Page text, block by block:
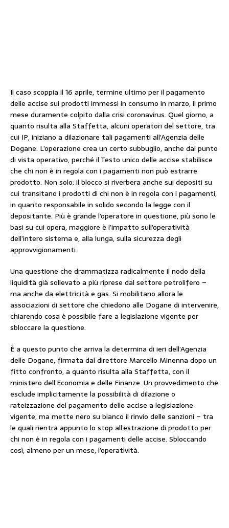
Il caso scoppia il 16 aprile, termine ultimo per il pagamento
delle accise sui prodotti immessi in consumo in marzo, il primo
mese duramente colpito dalla crisi coronavirus. Quel giorno, a
quanto risulta alla Staffetta, alcuni operatori del settore, tra
cui IP, iniziano a dilazionare tali pagamenti all’Agenzia delle
Dogane. L’operazione crea un certo subbuglio, anche dal punto
di vista operativo, perché il Testo unico delle accise stabilisce
che chi non è in regola con i pagamenti non può estrarre
prodotto. Non solo: il blocco si riverbera anche sui depositi su
cui transitano i prodotti di chi non è in regola con i pagamenti,
in quanto responsabile in solido secondo la legge con il
depositante. Più è grande l’operatore in questione, più sono le
basi su cui opera, maggiore è l’impatto sull’operatività
dell’intero sistema e, alla lunga, sulla sicurezza degli
approvvigionamenti.
Una questione che drammatizza radicalmente il nodo della
liquidità già sollevato a più riprese dal settore petrolifero –
ma anche da elettricità e gas. Si mobilitano allora le
associazioni di settore che chiedono alle Dogane di intervenire,
chiarendo cosa è possibile fare a legislazione vigente per
sbloccare la questione.
È a questo punto che arriva la determina di ieri dell’Agenzia
delle Dogane, firmata dal direttore Marcello Minenna dopo un
fitto confronto, a quanto risulta alla Staffetta, con il
ministero dell’Economia e delle Finanze. Un provvedimento che
esclude implicitamente la possibilità di dilazione o
rateizzazione del pagamento delle accise a legislazione
vigente, ma mette nero su bianco il rinvio delle sanzioni – tra
le quali rientra appunto lo stop all’estrazione di prodotto per
chi non è in regola con i pagamenti delle accise. Sbloccando
così, almeno per un mese, l’operatività.